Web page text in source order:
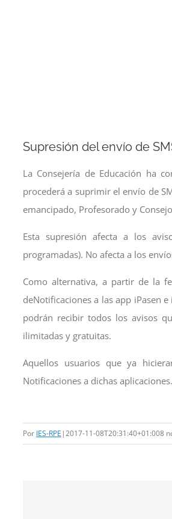
Supresión del envío de
La Consejería de Educación ha
procederá a suprimir el envío de
emancipado, Profesorado y
Esta supresión afecta a los
programadas). No afecta a los
Como alternativa, a partir de la
deNotificaciones a las app iPasen
podrán recibir todos los avisos
ilimitadas y gratuitas.
Aquellos usuarios que ya
Notificaciones a dichas aplicaciones.
Por IES-RPE |2017-11-08T20:31:40+01:008